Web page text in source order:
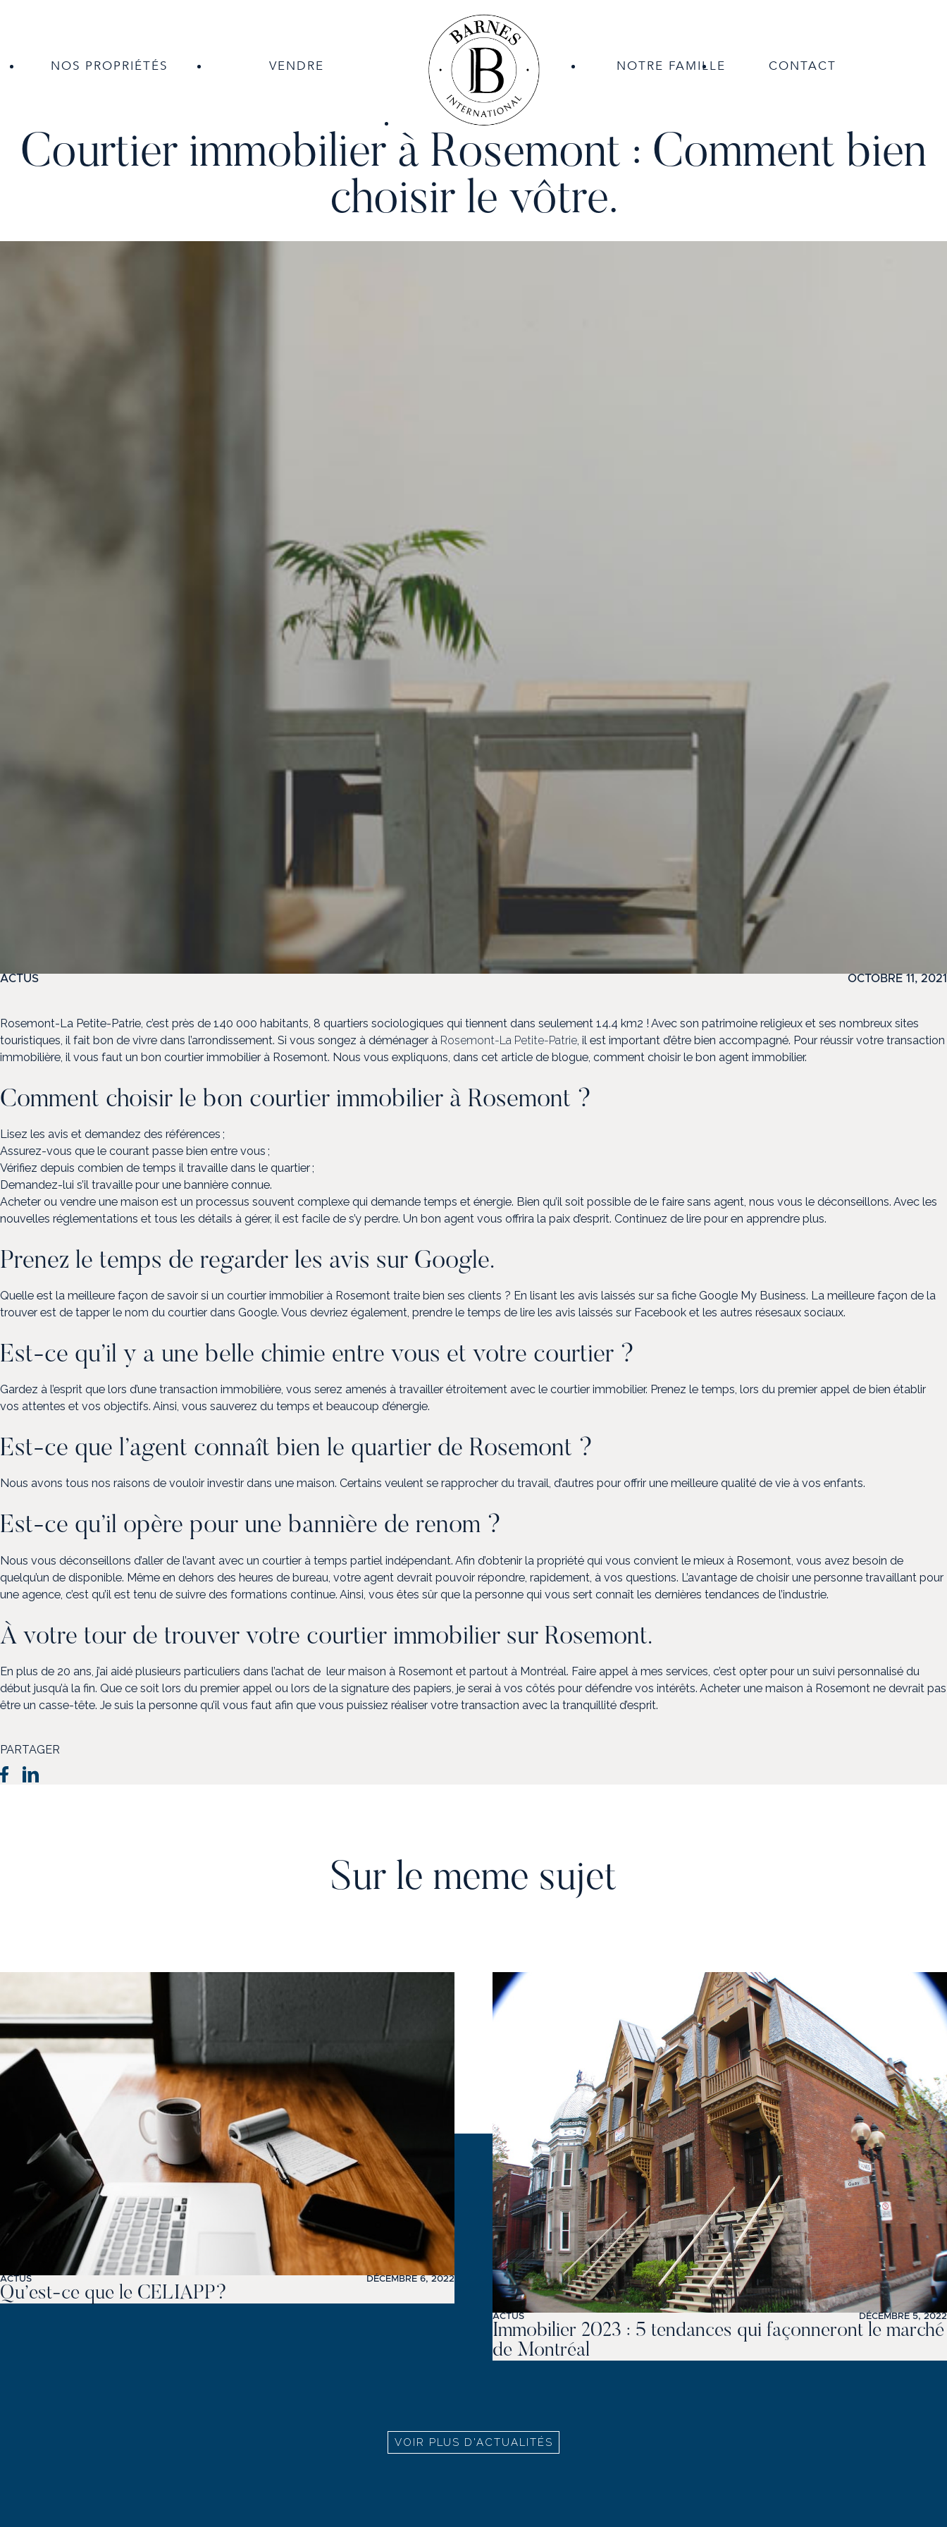
NOS PROPRIÉTÉS VENDRE NOTRE FAMILLE CONTACT
Courtier immobilier à Rosemont : Comment bien
choisir le vôtre.
ACTUS OCTOBRE 11, 2021
Rosemont-La Petite-Patrie, c’est près de 140 000 habitants, 8 quartiers sociologiques qui tiennent dans seulement 14.4 km2 ! Avec son patrimoine religieux et ses nombreux sites
touristiques, il fait bon de vivre dans l’arrondissement. Si vous songez à déménager à Rosemont-La Petite-Patrie , il est important d’être bien accompagné. Pour réussir votre transaction
immobilière, il vous faut un bon courtier immobilier à Rosemont. Nous vous expliquons, dans cet article de blogue, comment choisir le bon agent immobilier.
Comment choisir le bon courtier immobilier à Rosemont ?
Lisez les avis et demandez des références ;
Assurez-vous que le courant passe bien entre vous ;
Vérifiez depuis combien de temps il travaille dans le quartier ;
Demandez-lui s’il travaille pour une bannière connue.
Acheter ou vendre une maison est un processus souvent complexe qui demande temps et énergie. Bien qu’il soit possible de le faire sans agent, nous vous le déconseillons. Avec les
nouvelles réglementations et tous les détails à gérer, il est facile de s’y perdre. Un bon agent vous offrira la paix d’esprit. Continuez de lire pour en apprendre plus.
Prenez le temps de regarder les avis sur Google.
Quelle est la meilleure façon de savoir si un courtier immobilier à Rosemont traite bien ses clients ? En lisant les avis laissés sur sa fiche Google My Business. La meilleure façon de la
trouver est de tapper le nom du courtier dans Google. Vous devriez également, prendre le temps de lire les avis laissés sur Facebook et les autres résesaux sociaux.
Est-ce qu’il y a une belle chimie entre vous et votre courtier ?
Gardez à l’esprit que lors d’une transaction immobilière, vous serez amenés à travailler étroitement avec le courtier immobilier. Prenez le temps, lors du premier appel de bien établir
vos attentes et vos objectifs. Ainsi, vous sauverez du temps et beaucoup d’énergie.
Est-ce que l’agent connaît bien le quartier de Rosemont ?
Nous avons tous nos raisons de vouloir investir dans une maison. Certains veulent se rapprocher du travail, d’autres pour offrir une meilleure qualité de vie à vos enfants.
Est-ce qu’il opère pour une bannière de renom ?
Nous vous déconseillons d’aller de l’avant avec un courtier à temps partiel indépendant. Afin d’obtenir la propriété qui vous convient le mieux à Rosemont, vous avez besoin de
quelqu’un de disponible. Même en dehors des heures de bureau, votre agent devrait pouvoir répondre, rapidement, à vos questions. L’avantage de choisir une personne travaillant pour
une agence, c’est qu’il est tenu de suivre des formations continue. Ainsi, vous êtes sûr que la personne qui vous sert connaît les dernières tendances de l’industrie.
À votre tour de trouver votre courtier immobilier sur Rosemont.
En plus de 20 ans, j’ai aidé plusieurs particuliers dans l’achat de leur maison à Rosemont et partout à Montréal. Faire appel à mes services, c’est opter pour un suivi personnalisé du
début jusqu’à la fin. Que ce soit lors du premier appel ou lors de la signature des papiers, je serai à vos côtés pour défendre vos intérêts. Acheter une maison à Rosemont ne devrait pas
être un casse-tête. Je suis la personne qu’il vous faut afin que vous puissiez réaliser votre transaction avec la tranquillité d’esprit.
PARTAGER
Sur le meme sujet
ACTUS DÉCEMBRE 6, 2022
Qu’est-ce que le CELIAPP?
ACTUS DÉCEMBRE 5, 2022
Immobilier 2023 : 5 tendances qui façonneront le marché
de Montréal
VOIR PLUS D'ACTUALITÉS